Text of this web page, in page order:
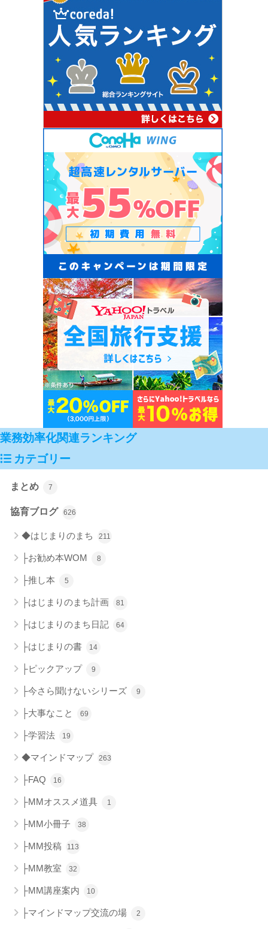
業務効率化関連ランキング
カテゴリー
まとめ 7
協育ブログ 626
◆はじまりのまち 211
├お勧め本WOM 8
├推し本 5
├はじまりのまち計画 81
├はじまりのまち日記 64
├はじまりの書 14
├ピックアップ 9
├今さら聞けないシリーズ 9
├大事なこと 69
├学習法 19
◆マインドマップ 263
├FAQ 16
├MMオススメ道具 1
├MM小冊子 38
├MM投稿 113
├MM教室 32
├MM講座案内 10
├マインドマップ交流の場 2